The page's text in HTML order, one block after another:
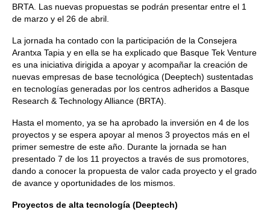
BRTA. Las nuevas propuestas se podrán presentar entre el 1
de marzo y el 26 de abril.
La jornada ha contado con la participación de la Consejera
Arantxa Tapia y en ella se ha explicado que Basque Tek Venture
es una iniciativa dirigida a apoyar y acompañar la creación de
nuevas empresas de base tecnológica (Deeptech) sustentadas
en tecnologías generadas por los centros adheridos a Basque
Research & Technology Alliance (BRTA).
Hasta el momento, ya se ha aprobado la inversión en 4 de los
proyectos y se espera apoyar al menos 3 proyectos más en el
primer semestre de este año. Durante la jornada se han
presentado 7 de los 11 proyectos a través de sus promotores,
dando a conocer la propuesta de valor cada proyecto y el grado
de avance y oportunidades de los mismos.
Proyectos de alta tecnología (Deeptech)